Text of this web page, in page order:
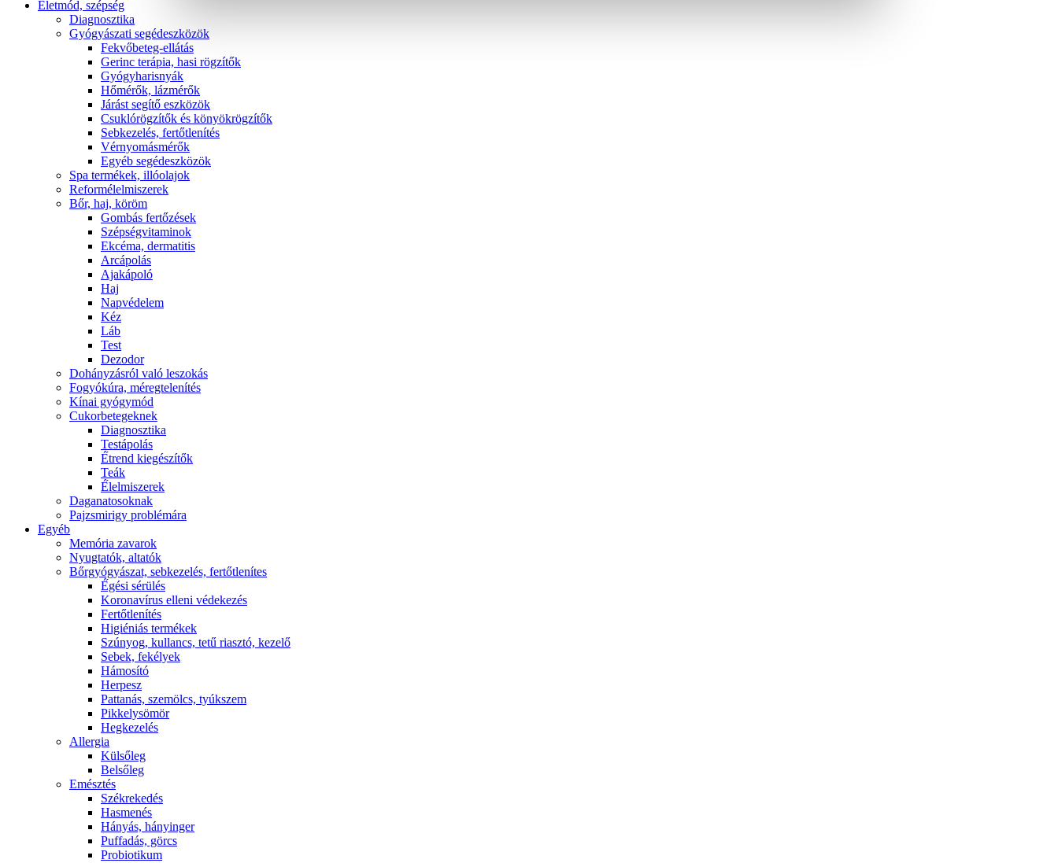
Életmód, szépség
Diagnosztika
Gyógyászati segédeszközök
Fekvőbeteg-ellátás
Gerinc terápia, hasi rögzítők
Gyógyharisnyák
Hőmérők, lázmérők
Járást segítő eszközök
Csuklórögzítők és könyökrögzítők
Sebkezelés, fertőtlenítés
Vérnyomásmérők
Egyéb segédeszközök
Spa termékek, illóolajok
Reformélelmiszerek
Bőr, haj, köröm
Gombás fertőzések
Szépségvitaminok
Ekcéma, dermatitis
Arcápolás
Ajakápoló
Haj
Napvédelem
Kéz
Láb
Test
Dezodor
Dohányzásról való leszokás
Fogyókúra, méregtelenítés
Kínai gyógymód
Cukorbetegeknek
Diagnosztika
Testápolás
É́trend kiegészítők
Teák
É́lelmiszerek
Daganatosoknak
Pajzsmirigy problémára
Egyéb
Memória zavarok
Nyugtatók, altatók
Bőrgyógyászat, sebkezelés, fertőtlenítes
É́gési sérülés
Koronavírus elleni védekezés
Fertőtlenítés
Higiéniás termékek
Szúnyog, kullancs, tetű riasztó, kezelő
Sebek, fekélyek
Hámosító
Herpesz
Pattanás, szemölcs, tyúkszem
Pikkelysömör
Hegkezelés
Allergia
Külsőleg
Belsőleg
Emésztés
Székrekedés
Hasmenés
Hányás, hányinger
Puffadás, görcs
Probiotikum